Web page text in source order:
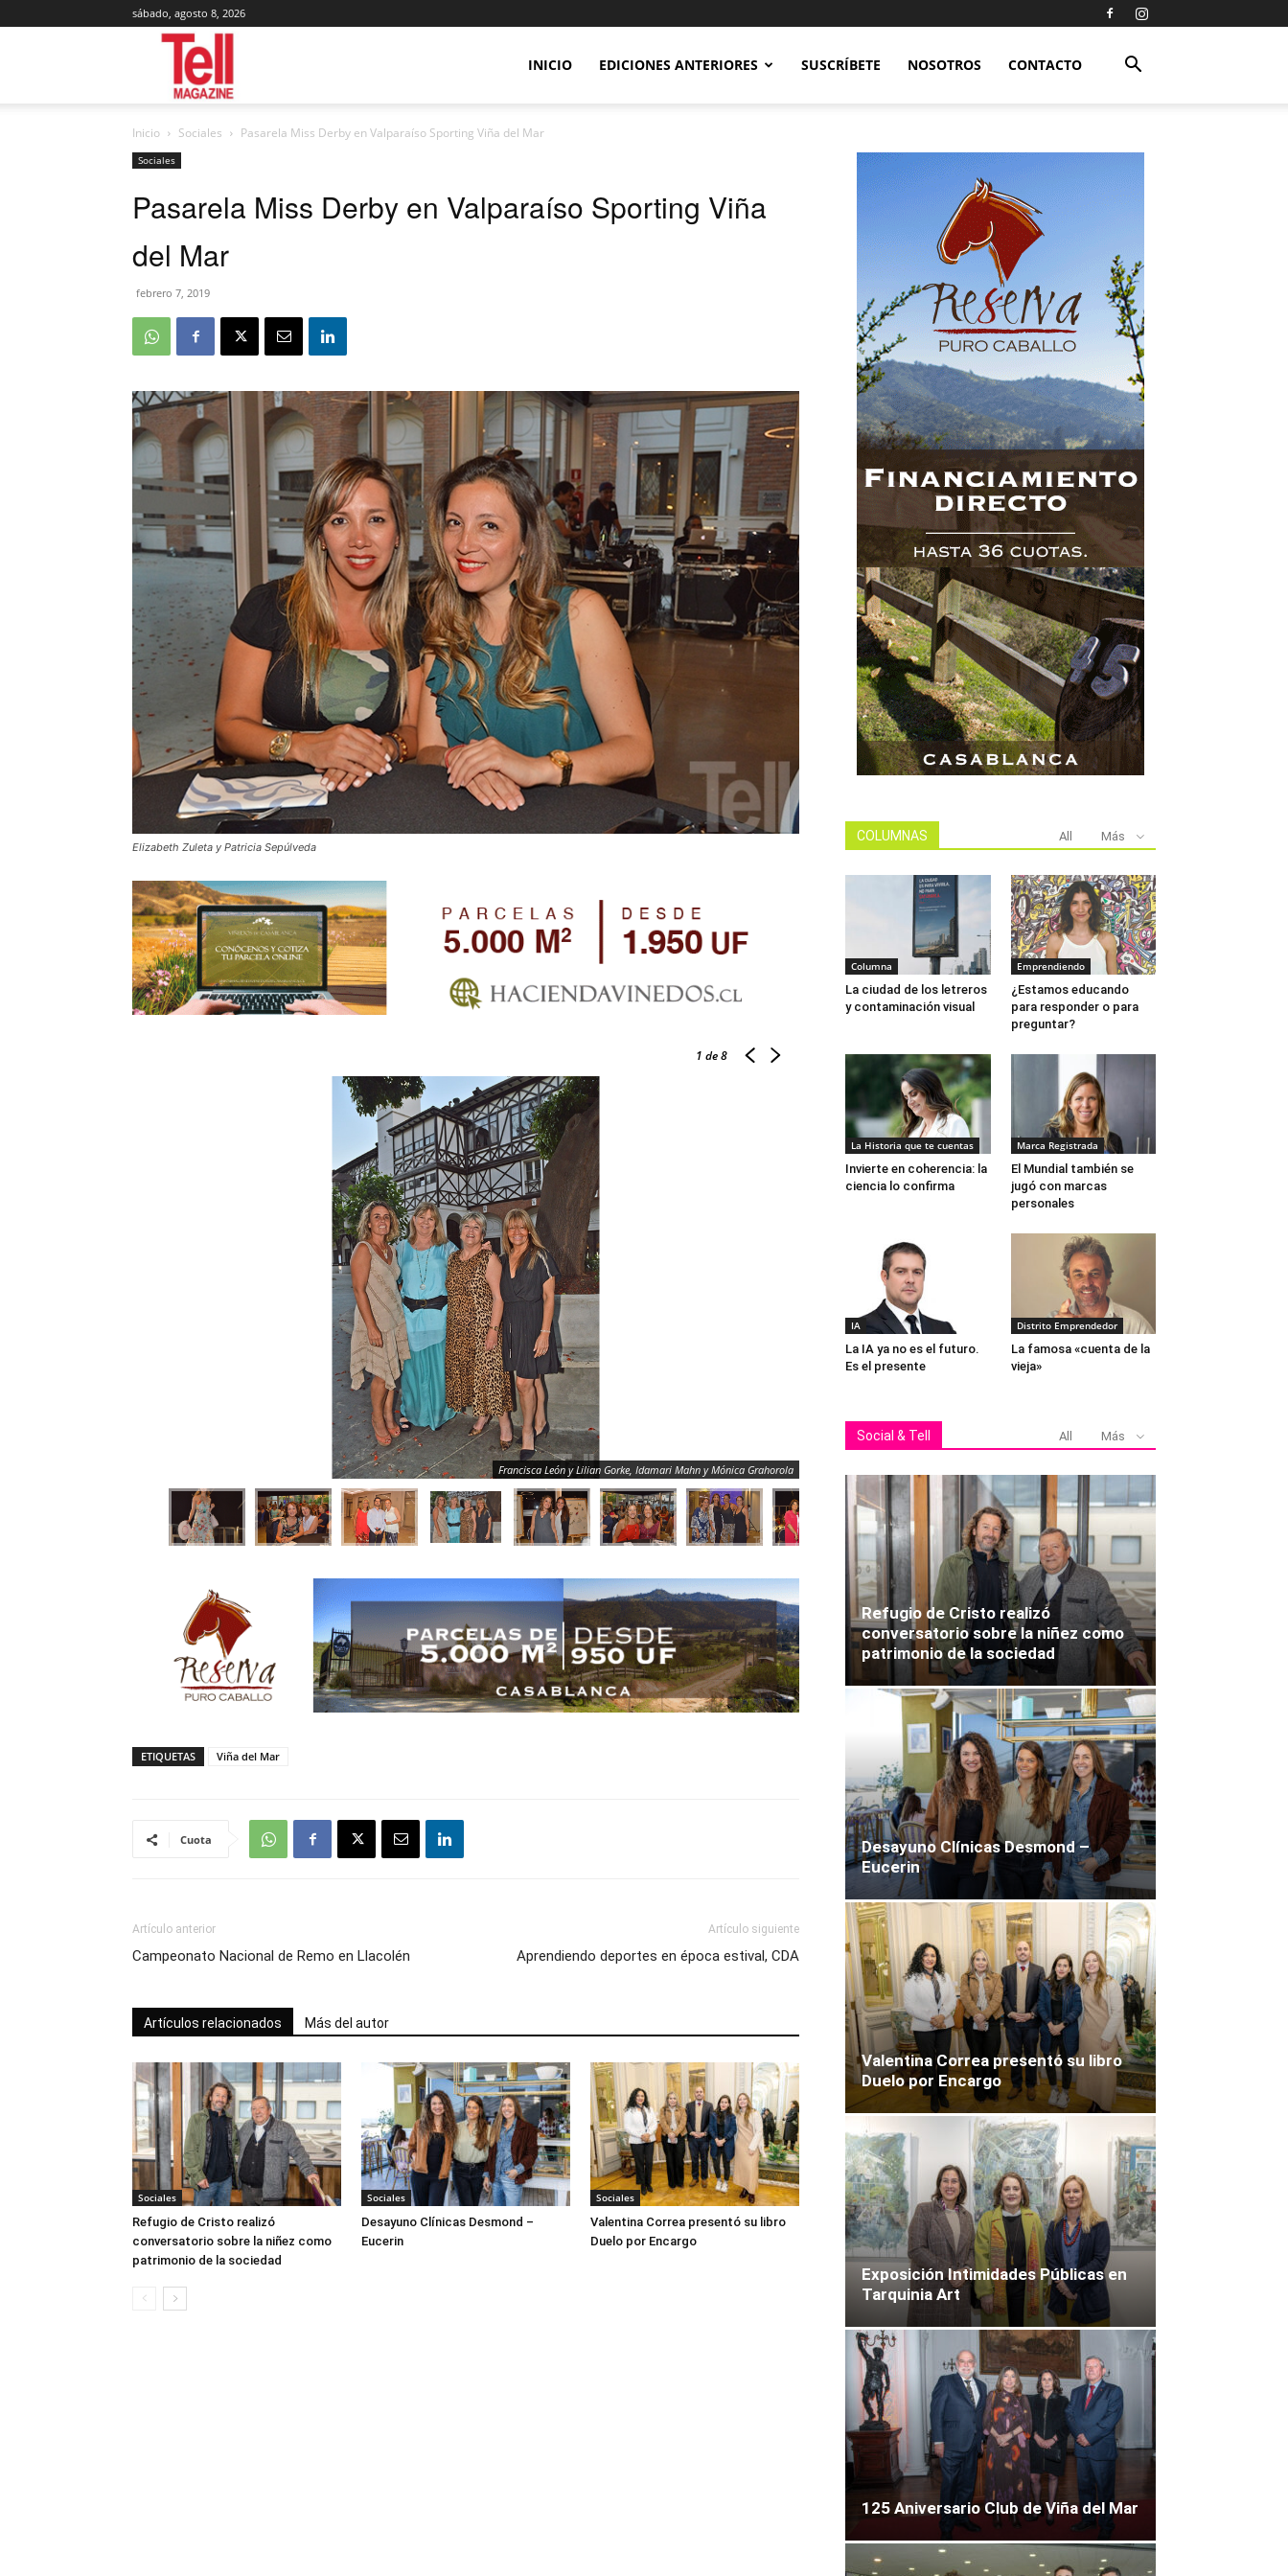
sábado, agosto 8, 2026
Magazine
INICIO EDICIONES ANTERIORES SUSCRÍBETE NOSOTROS CONTACTO
Inicio Sociales Pasarela Miss Derby en Valparaíso Sporting Viña del Mar
Sociales
Pasarela Miss Derby en Valparaíso Sporting Viña
del Mar
febrero 7, 2019
Elizabeth Zuleta y Patricia Sepúlveda
1 de 8
Francisca León y Lilian Gorke, Idamari Mahn y Mónica Grahorola
ETIQUETAS Viña del Mar
Cuota
Artículo anterior
Campeonato Nacional de Remo en Llacolén
Artículo siguiente
Aprendiendo deportes en época estival, CDA
Artículos relacionados Más del autor
Sociales
Refugio de Cristo realizó
conversatorio sobre la niñez como
patrimonio de la sociedad
Sociales
Desayuno Clínicas Desmond –
Eucerin
Sociales
Valentina Correa presentó su libro
Duelo por Encargo
COLUMNAS All Más
Columna
La ciudad de los letreros
y contaminación visual
Emprendiendo
¿Estamos educando
para responder o para
preguntar?
La Historia que te cuentas
Invierte en coherencia: la
ciencia lo confirma
Marca Registrada
El Mundial también se
jugó con marcas
personales
IA
La IA ya no es el futuro.
Es el presente
Distrito Emprendedor
La famosa «cuenta de la
vieja»
Social & Tell All Más
Refugio de Cristo realizó
conversatorio sobre la niñez como
patrimonio de la sociedad
Desayuno Clínicas Desmond –
Eucerin
Valentina Correa presentó su libro
Duelo por Encargo
Exposición Intimidades Públicas en
Tarquinia Art
125 Aniversario Club de Viña del Mar